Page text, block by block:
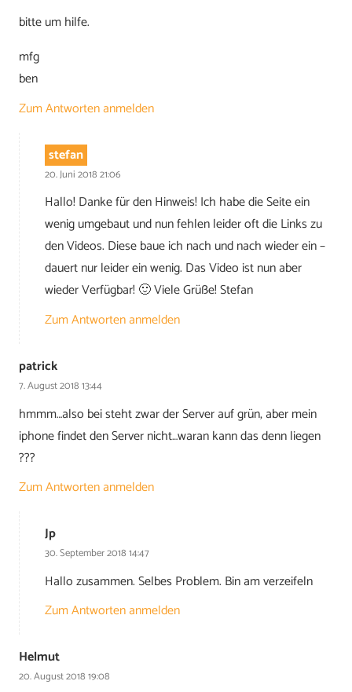
bitte um hilfe.
mfg
ben
Zum Antworten anmelden
stefan
20. Juni 2018 21:06
Hallo! Danke für den Hinweis! Ich habe die Seite ein
wenig umgebaut und nun fehlen leider oft die Links zu
den Videos. Diese baue ich nach und nach wieder ein –
dauert nur leider ein wenig. Das Video ist nun aber
wieder Verfügbar! 🙂 Viele Grüße! Stefan
Zum Antworten anmelden
patrick
7. August 2018 13:44
hmmm…also bei steht zwar der Server auf grün, aber mein
iphone findet den Server nicht…waran kann das denn liegen
???
Zum Antworten anmelden
Jp
30. September 2018 14:47
Hallo zusammen. Selbes Problem. Bin am verzeifeln
Zum Antworten anmelden
Helmut
20. August 2018 19:08